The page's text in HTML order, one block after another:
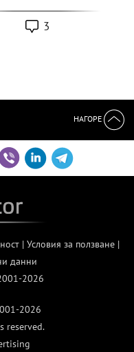
3
НАГОРЕ
| Условия за ползване|
данни
2026
2026
reserved.